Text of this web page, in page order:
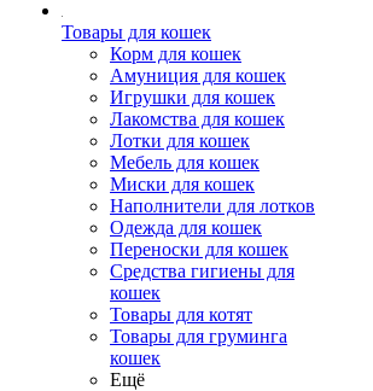
Товары для кошек
Корм для кошек
Амуниция для кошек
Игрушки для кошек
Лакомства для кошек
Лотки для кошек
Мебель для кошек
Миски для кошек
Наполнители для лотков
Одежда для кошек
Переноски для кошек
Средства гигиены для
кошек
Товары для котят
Товары для груминга
кошек
Ещё